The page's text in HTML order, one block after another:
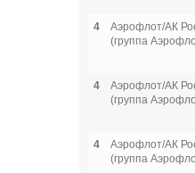
4
Аэрофлот/АК
(группа
4
Аэрофлот/АК
(группа
4
Аэрофлот/АК
(группа